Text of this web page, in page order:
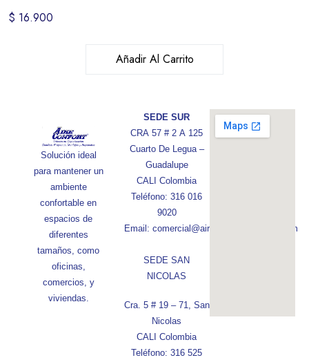
$ 16.900
Añadir Al Carrito
Solución ideal
para mantener un
ambiente
confortable en
espacios de
diferentes
tamaños, como
oficinas,
comercios, y
viviendas.
SEDE SUR
CRA 57 # 2 A 125
Cuarto De Legua –
Guadalupe
CALI Colombia
Teléfono: 316 016
9020
Email: comercial@aireconfortcolombia.com
SEDE SAN
NICOLAS
Cra. 5 # 19 – 71, San
Nicolas
CALI Colombia
Teléfono: 316 525